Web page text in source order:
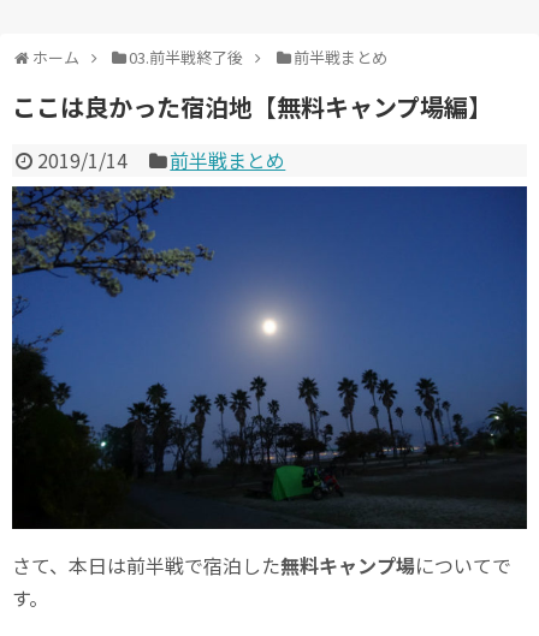
ホーム 03.前半戦終了後 前半戦まとめ
ここは良かった宿泊地【無料キャンプ場編】
2019/1/14 前半戦まとめ
さて、本日は前半戦で宿泊した無料キャンプ場についてで
す。